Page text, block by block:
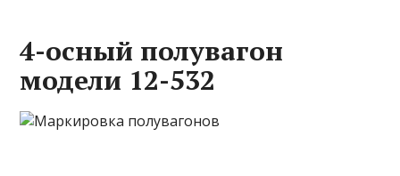
4-осный полувагон
модели 12-532